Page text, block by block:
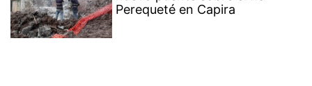
Perequeté en Capira